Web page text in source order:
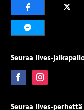
Seuraa Ilves-
Seuraa Ilves-perhettä